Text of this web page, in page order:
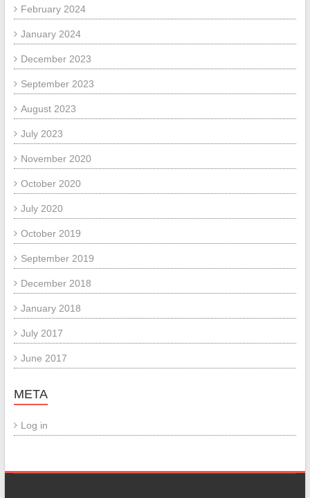
February 2024
January 2024
December 2023
September 2023
August 2023
July 2023
November 2020
October 2020
July 2020
October 2019
September 2019
December 2018
January 2018
July 2017
June 2017
META
Log in